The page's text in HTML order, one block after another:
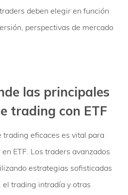
deben elegir en función
perspectivas de mercado
las principales
trading con ETF
eficaces es vital para
ETF. Los traders avanzados
estrategias sofisticadas
trading intradía y otras